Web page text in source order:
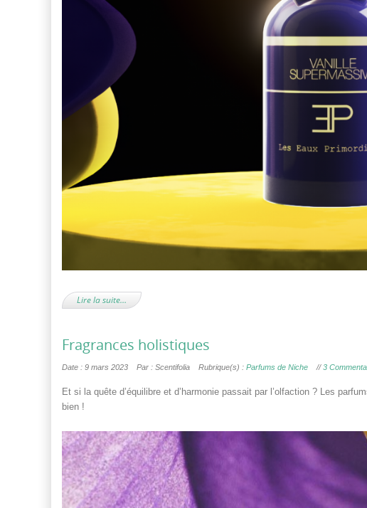
Lire la suite…
Fragrances holistiques
Date : 9 mars 2023 Par : Scentifolia Rubrique(s) : Parfums de Niche //3
Et si la quête d’équilibre et d’harmonie passait par l’olfaction ? Les
bien !